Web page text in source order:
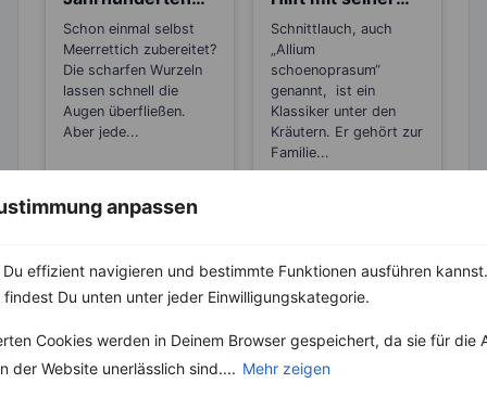
anpassen
effizient navigieren und bestimmte Funktionen ausführen
Du unten unter jeder Einwilligungskategorie.
Cookies werden in Deinem Browser gespeichert, da sie für die
der Website unerlässlich sind.... Mehr zeigen
als Heilpflanze
bekannt!
Schon einmal selbst
Meerrettich zubereitet?
Die scharfen Wurzeln
lassen schnell die
Augen überfließen.
Aber jede...
antibakteriellen
Wirkung bei
Husten und
Erkältungen
Schnittlauch, auch
„Allium
schoenoprasum“
genannt, ist ein
Klassiker unter den
Kräutern. Er gehört zur
Familie...
Weitere Low Carb Rezepte
Grüne Bohnen und Tofu